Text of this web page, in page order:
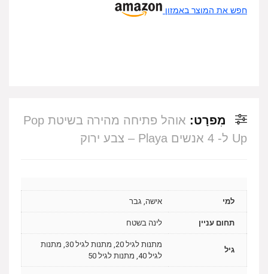
חפש את המוצר באמזון
מִפרָט:
אוהל פתיחה מהירה בשיטת Pop
Up ל- 4 אנשים Playa – צבע ירוק
למי אישה, גבר
תחום עניין לינה בשטח
גיל
מתנות לגיל 20, מתנות לגיל 30, מתנות
לגיל 40, מתנות לגיל 50